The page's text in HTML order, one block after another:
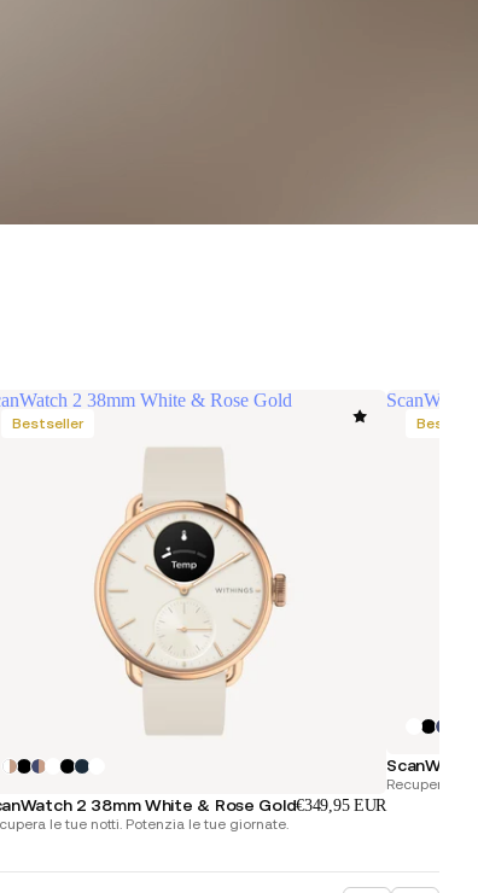
2 38mm White & Rose Gold
Bestseller
2 38mm White & Rose Gold€349,95 EUR
le tue notti. Potenzia le tue giornate.
Recupera le